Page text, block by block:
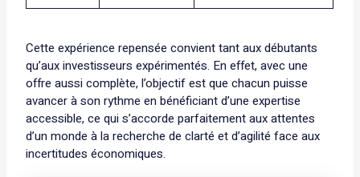
Cette expérience repensée convient tant aux débutants
qu’aux investisseurs expérimentés. En effet, avec une
offre aussi complète, l’objectif est que chacun puisse
avancer à son rythme en bénéficiant d’une expertise
accessible, ce qui s’accorde parfaitement aux attentes
d’un monde à la recherche de clarté et d’agilité face aux
incertitudes économiques.